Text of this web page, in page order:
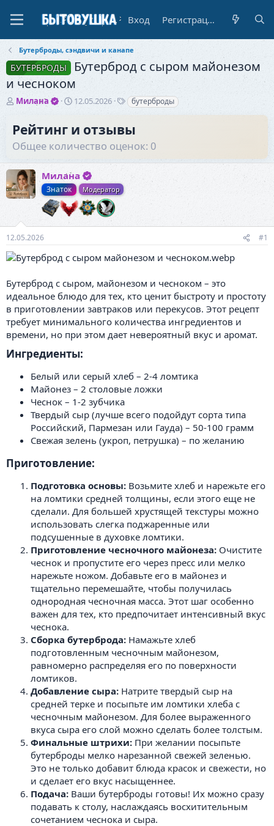
Вход Регистрация
Бутерброды, сэндвичи и канапе
БУТЕРБРОДЫ
Бутерброд с сыром майонезом
и чесноком
А
о
р
е
м
ы
Милана
Д
а
н
ч
а
л
а
12.05.2026
Т
и
бутерброды
Рейтинг и отзывы
Общее количество оценок: 0
Милана
Знаток Модератор
12.05.2026 #1
Бутерброд с сыром, майонезом и чесноком – это
идеальное блюдо для тех, кто ценит быстроту и простоту
в приготовлении завтраков или перекусов. Этот рецепт
требует минимального количества ингредиентов и
времени, но при этом дает невероятный вкус и аромат.
Ингредиенты:​
Белый или серый хлеб – 2-4 ломтика
Майонез – 2 столовые ложки
Чеснок – 1-2 зубчика
Твердый сыр (лучше всего подойдут сорта типа
Российский, Пармезан или Гауда) – 50-100 грамм
Свежая зелень (укроп, петрушка) – по желанию
Приготовление:​
Подготовка основы: Возьмите хлеб и нарежьте его
на ломтики средней толщины, если этого еще не
сделали. Для большей хрустящей текстуры можно
использовать слегка поджаренные или
подсушенные в духовке ломтики.
Приготовление чесночного майонеза: Очистите
чеснок и пропустите его через пресс или мелко
нарежьте ножом. Добавьте его в майонез и
тщательно перемешайте, чтобы получилась
однородная чесночная масса. Этот шаг особенно
важен для тех, кто предпочитает интенсивный вкус
чеснока.
Сборка бутерброда: Намажьте хлеб
подготовленным чесночным майонезом,
равномерно распределяя его по поверхности
ломтиков.
Добавление сыра: Натрите твердый сыр на
средней терке и посыпьте им ломтики хлеба с
чесночным майонезом. Для более выраженного
вкуса сыра его слой можно сделать более толстым.
Финальные штрихи: При желании посыпьте
бутерброды мелко нарезанной свежей зеленью.
Это не только добавит блюда красок и свежести, но
и сделает его вкус насыщеннее.
Подача: Ваши бутерброды готовы! Их можно сразу
подавать к столу, наслаждаясь восхитительным
сочетанием чеснока и сыра.